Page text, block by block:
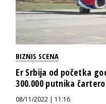
BIZNIS SCENA
Er Srbija od početka
300.000 putnika
08/11/2022 | 11:16